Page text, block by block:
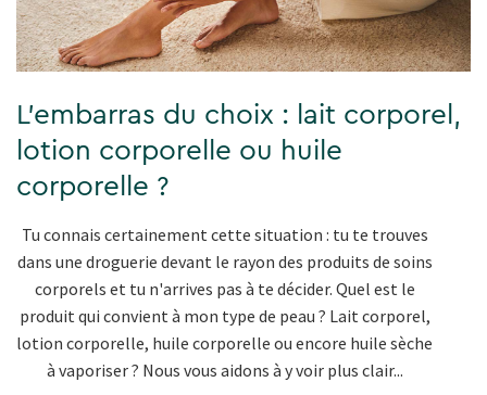
L'embarras du choix : lait corporel,
lotion corporelle ou huile
corporelle ?
Tu connais certainement cette situation : tu te trouves
dans une droguerie devant le rayon des produits de soins
corporels et tu n'arrives pas à te décider. Quel est le
produit qui convient à mon type de peau ? Lait corporel,
lotion corporelle, huile corporelle ou encore huile sèche
à vaporiser ? Nous vous aidons à y voir plus clair...